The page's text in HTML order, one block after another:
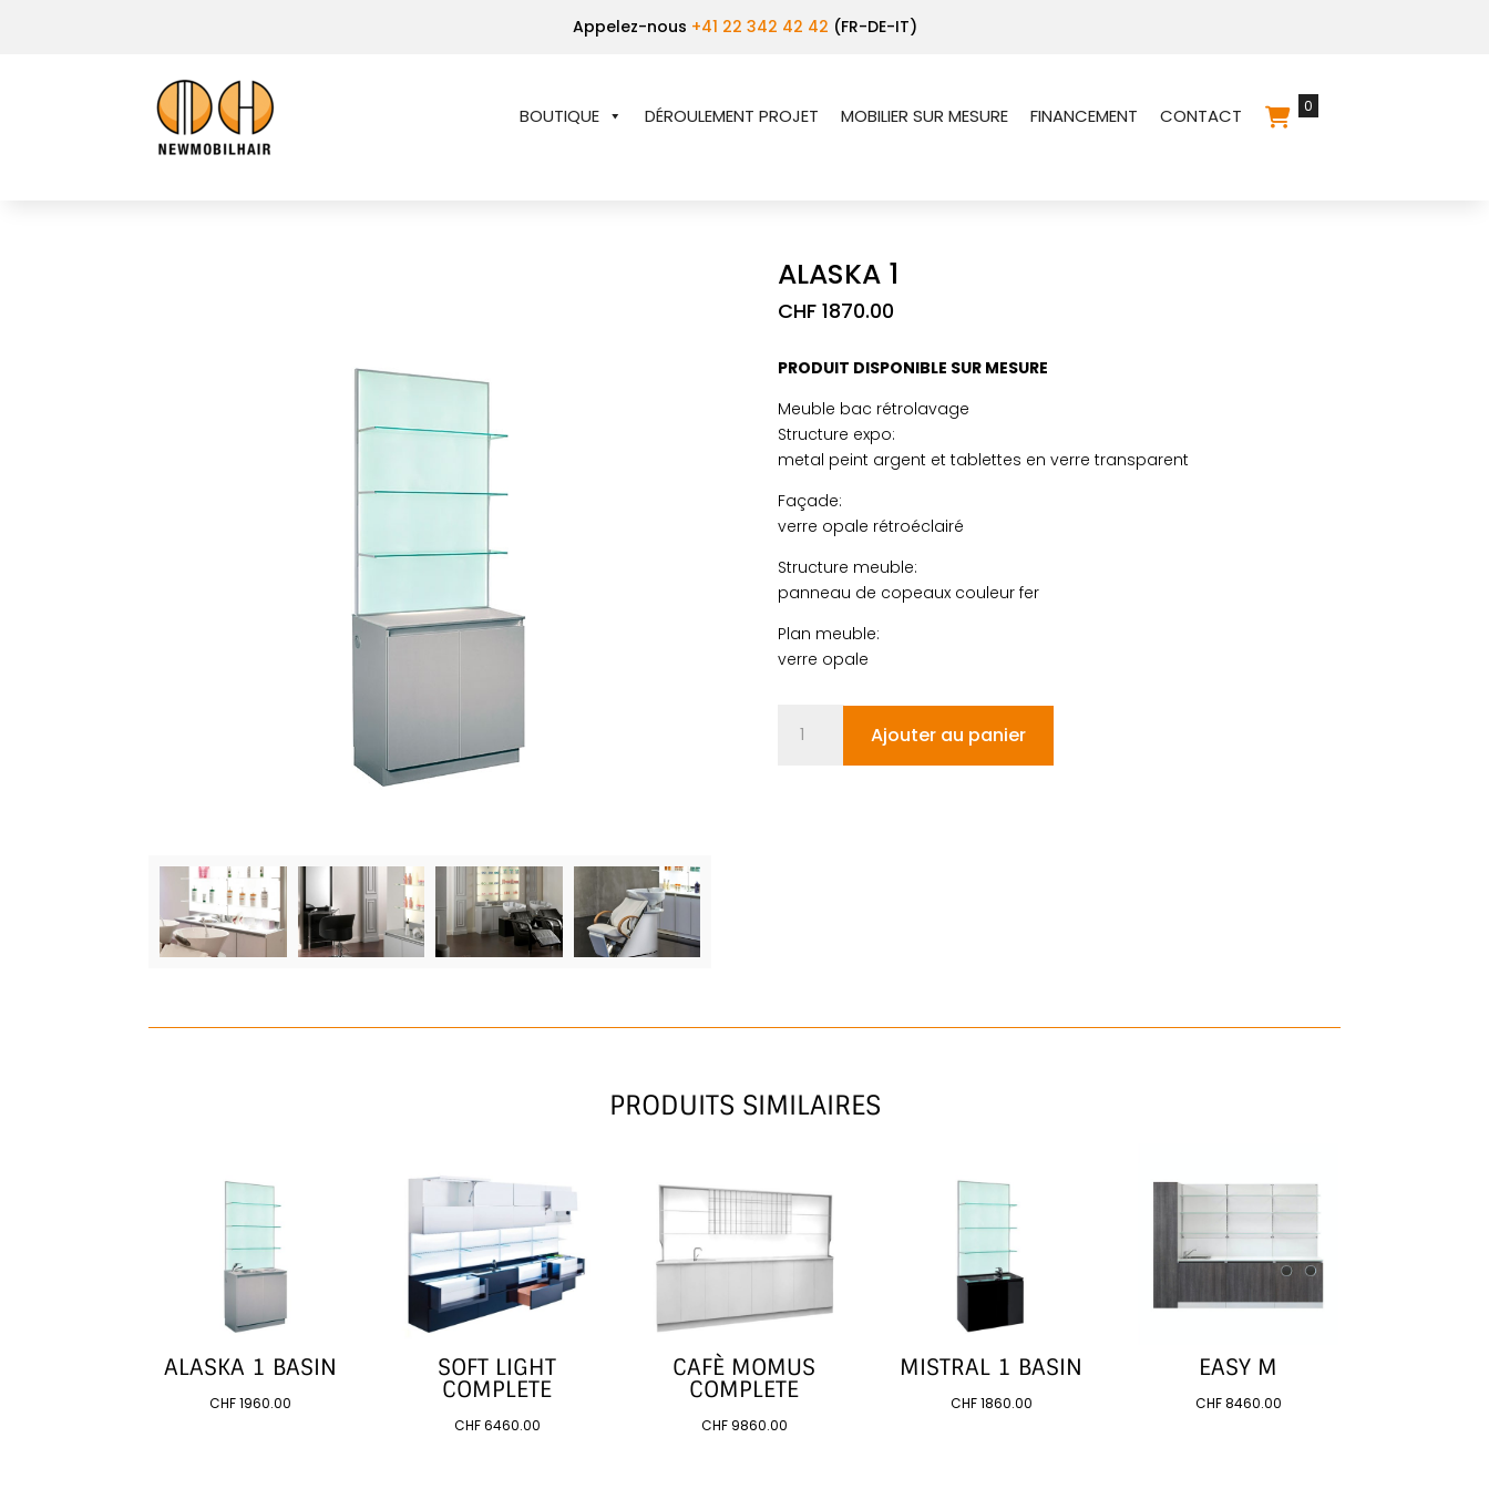
Appelez-nous +41 22 342 42 42 (FR-DE-IT)
BOUTIQUE DÉROULEMENT PROJET MOBILIER SUR MESURE FINANCEMENT CONTACT 0
ALASKA 1
CHF1870.00
PRODUIT DISPONIBLE SUR MESURE
Meuble bac rétrolavage
Structure expo:
metal peint argent et tablettes en verre transparent
Façade:
verre opale rétroéclairé
Structure meuble:
panneau de copeaux couleur fer
Plan meuble:
verre opale
Ajouter au panier
PRODUITS SIMILAIRES
ALASKA 1 BASIN
CHF1960.00
SOFT LIGHT
COMPLETE
CHF6460.00
CAFÈ MOMUS
COMPLETE
CHF9860.00
MISTRAL 1 BASIN
CHF1860.00
EASY M
CHF8460.00